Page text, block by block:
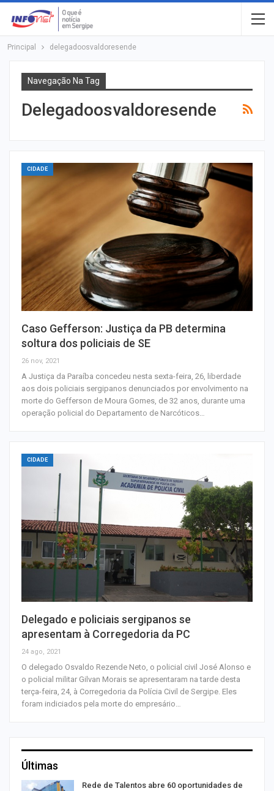
Principal delegadoosvaldoresende
Navegação Na Tag
Delegadoosvaldoresende
CIDADE
Caso Gefferson: Justiça da PB determina
soltura dos policiais de SE
26 nov, 2021
A Justiça da Paraíba concedeu nesta sexta-feira, 26, liberdade
aos dois policiais sergipanos denunciados por envolvimento na
morte do Gefferson de Moura Gomes, de 32 anos, durante uma
operação policial do Departamento de Narcóticos…
CIDADE
Delegado e policiais sergipanos se
apresentam à Corregedoria da PC
24 ago, 2021
O delegado Osvaldo Rezende Neto, o policial civil José Alonso e
o policial militar Gilvan Morais se apresentaram na tarde desta
terça-feira, 24, à Corregedoria da Polícia Civil de Sergipe. Eles
foram indiciados pela morte do empresário…
Últimas
Rede de Talentos abre 60 oportunidades de